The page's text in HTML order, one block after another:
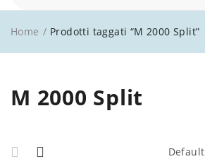
M 2000 Split
Home / Prodotti taggati “M 2000 Split”
Default